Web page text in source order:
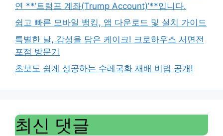
연 **’트럼프 계좌(Trump Account)’**입니다.
쉽고 빠른 모바일 뱅킹, 앱 다운로드 및 설치 가이드
특별한 날, 감성을 담은 케이크! 크로하우스 서면전
포점 방문기
초보도 쉽게 성공하는 수레국화 재배 비법 공개!
최신 댓글